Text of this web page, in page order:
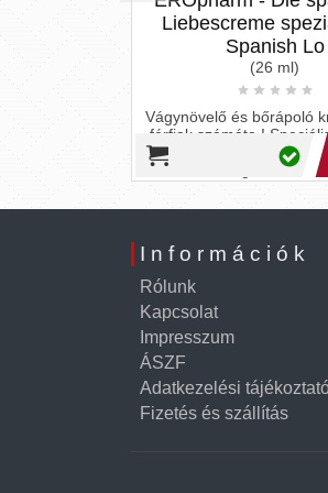
Liebescreme spezial
Spanish Lo
(26 ml)
Vágynövelő és bőrápoló
férfiak számáta ! Speciális
krém, amely vérbőséget
izgató hatá...
Információk
Rólunk
Kapcsolat
Impresszum
ÁSZF
Adatkezelési
Fizetés és szállítás